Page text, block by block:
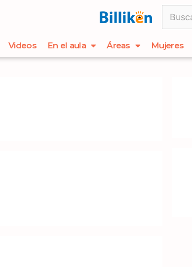
Videos En el aula Áreas Mujeres